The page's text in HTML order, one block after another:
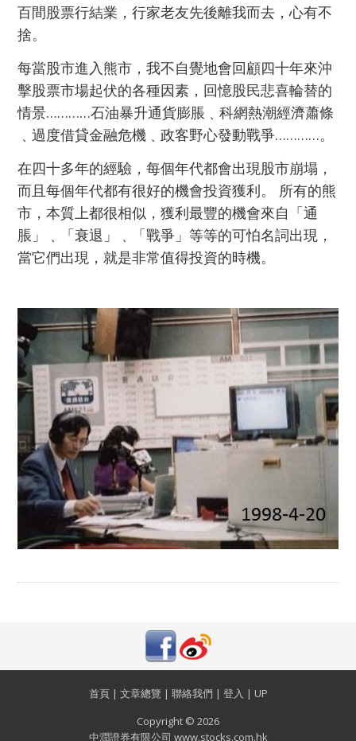
百間股票行結業，行家老友先後離我而去，心有不
捨。
每當股市進入熊市，我不自覺地會回顧四十年來沖
擊股票市場起伏的各種因素，回憶股民悲喜輪替的
情景…………石油暴升通貨膨脹﹑科網熱潮經濟蕭條
﹑過度借貸金融危機﹑政客野心發動戰爭…………。
在四十多年的經驗，每個年代都會出現股市崩塌，
而且每個年代都有很好的機會投資獲利。 所有的熊
市，本質上都很相似，獲利最豐的機會來自「通
脹」﹑「衰退」﹑「戰爭」等等的可怕名詞出現，
當它們出現，就是非常值得投資的時機。
首頁| 文章總覽 | 聯絡我們 | 登入 | UP
Copyright © 2026
中潤證券有限公司 www.stocks.com.hk